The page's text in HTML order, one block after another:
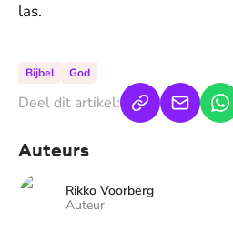
las.
Bijbel God
Deel dit artikel:
Auteurs
Rikko Voorberg
Auteur